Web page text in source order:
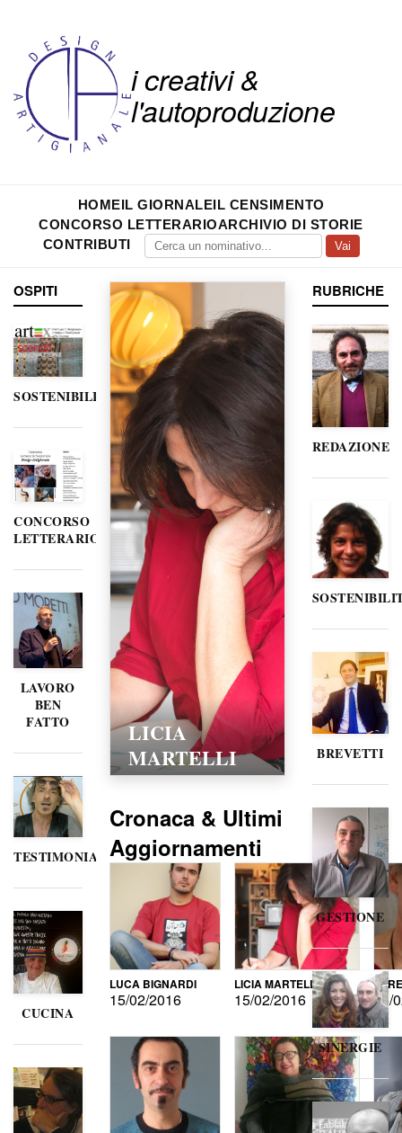
i creativi &
l'autoproduzione
HOMEIL GIORNALEIL CENSIMENTO
CONCORSO LETTERARIOARCHIVIO DI STORIE
CONTRIBUTI
Vai
OSPITI
SOSTENIBILITÀ
CONCORSO
LETTERARIO
LAVORO
BEN
FATTO
TESTIMONIANZE
CUCINA
LICIA
MARTELLI
Cronaca & Ultimi
Aggiornamenti
LUCA BIGNARDI
15/02/2016
LICIA MARTELLI
15/02/2016 15/
RUBRICHE
REDAZIONE
BREVETTI
GESTIONE
SINERGIE